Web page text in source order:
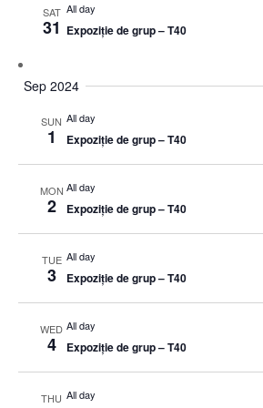
SAT
31
All day
Expoziție de grup – T40
Sep 2024
SUN
1
All day
Expoziție de grup – T40
MON
2
All day
Expoziție de grup – T40
TUE
3
All day
Expoziție de grup – T40
WED
4
All day
Expoziție de grup – T40
THU All day